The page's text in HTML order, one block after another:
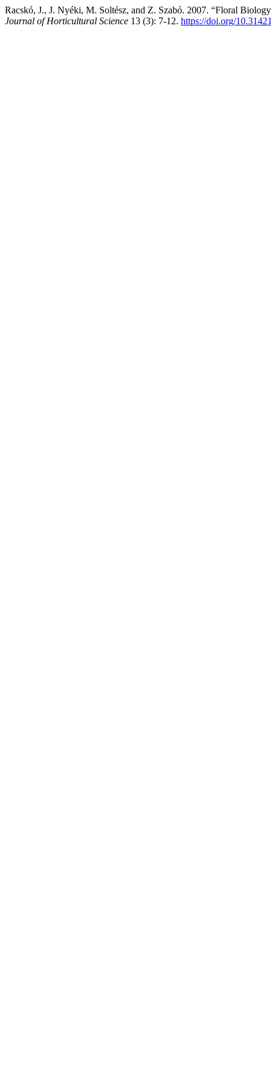
Racskó, J., J. Nyéki, M. Soltész, and Z. Szabó. 2007. “Floral
Journal of Horticultural Science 13 (3): 7-12. https://doi.org/